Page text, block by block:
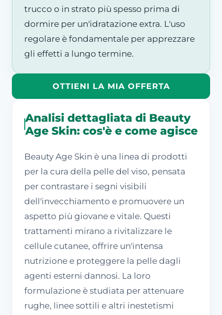
trucco o in strato più spesso prima di
dormire per un'idratazione extra. L'uso
regolare è fondamentale per apprezzare
gli effetti a lungo termine.
OTTIENI LA MIA OFFERTA
Analisi dettagliata di Beauty
Age Skin: cos'è e come agisce
Beauty Age Skin è una linea di prodotti
per la cura della pelle del viso, pensata
per contrastare i segni visibili
dell'invecchiamento e promuovere un
aspetto più giovane e vitale. Questi
trattamenti mirano a rivitalizzare le
cellule cutanee, offrire un'intensa
nutrizione e proteggere la pelle dagli
agenti esterni dannosi. La loro
formulazione è studiata per attenuare
rughe, linee sottili e altri inestetismi